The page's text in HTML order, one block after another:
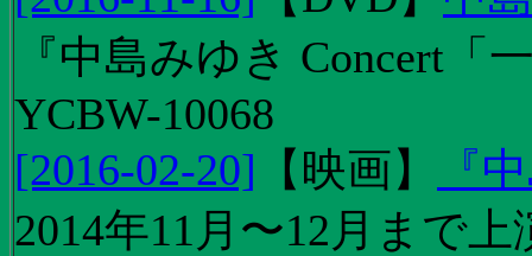
『中島みゆき Concert
YCBW-10068
[2016-02-20] 【 映画】
『
2014年11月〜12月まで